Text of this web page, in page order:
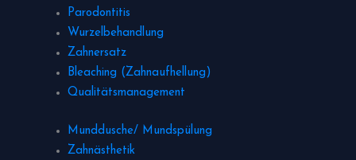
Parodontitis
Wurzelbehandlung
Zahnersatz
Bleaching (Zahnaufhellung)
Qualitätsmanagement
Munddusche/ Mundspülung
Zahnästhetik